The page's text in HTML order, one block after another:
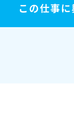
この仕事